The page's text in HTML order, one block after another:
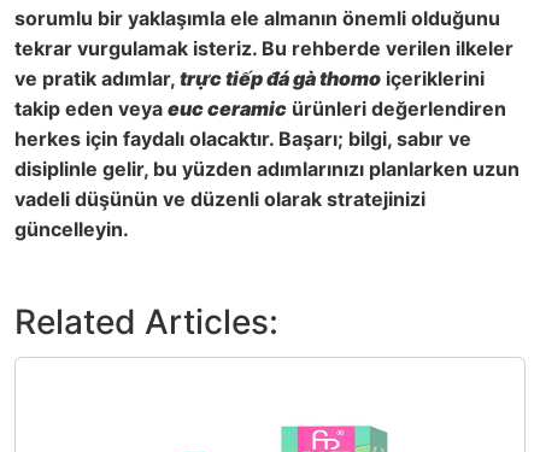
sorumlu bir yaklaşımla ele almanın önemli olduğunu
tekrar vurgulamak isteriz. Bu rehberde verilen ilkeler
ve pratik adımlar, trực tiếp đá gà thomo içeriklerini
takip eden veya euc ceramic ürünleri değerlendiren
herkes için faydalı olacaktır. Başarı; bilgi, sabır ve
disiplinle gelir, bu yüzden adımlarınızı planlarken uzun
vadeli düşünün ve düzenli olarak stratejinizi
güncelleyin.
Related Articles: